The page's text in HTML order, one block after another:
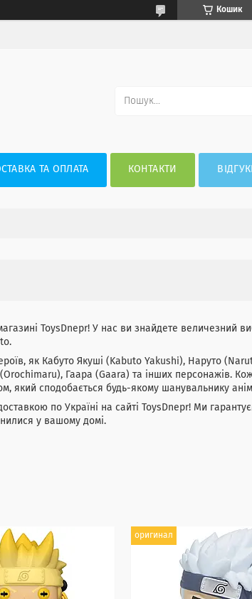
Кошик
ТА ОПЛАТА КОНТАКТИ
ToysDnepr! У нас ви знайдете величезний
як Кабуто Якуші (Kabuto Yakushi), Наруто
Гаара (Gaara) та інших персонажів.
який сподобається будь-якому шанувальнику
по Україні на сайті ToysDnepr! Ми
у вашому домі.
оригинал